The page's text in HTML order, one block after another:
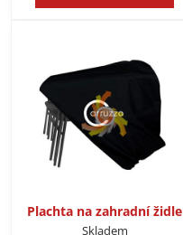
Plachta na zahradní židle
Skladem